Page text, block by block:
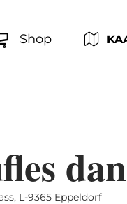
Shop
L-9365 Eppeldorf